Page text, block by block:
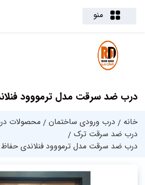
منو
درب ضد سرقت مدل ترمووود
خانه درب ورودی ساختمان
محصولات
درب ضد سرقت ترک
درب ضد سرقت مدل ترمووود فنلاندی حفاظ